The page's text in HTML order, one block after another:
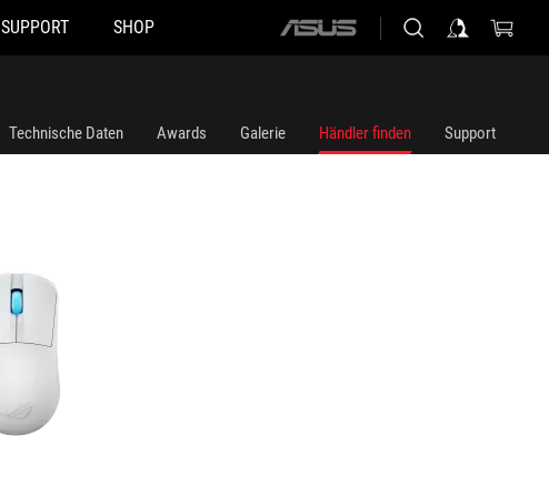
SUPPORT SHOP
ASUS
Technische Daten Awards Galerie Händler finden Support